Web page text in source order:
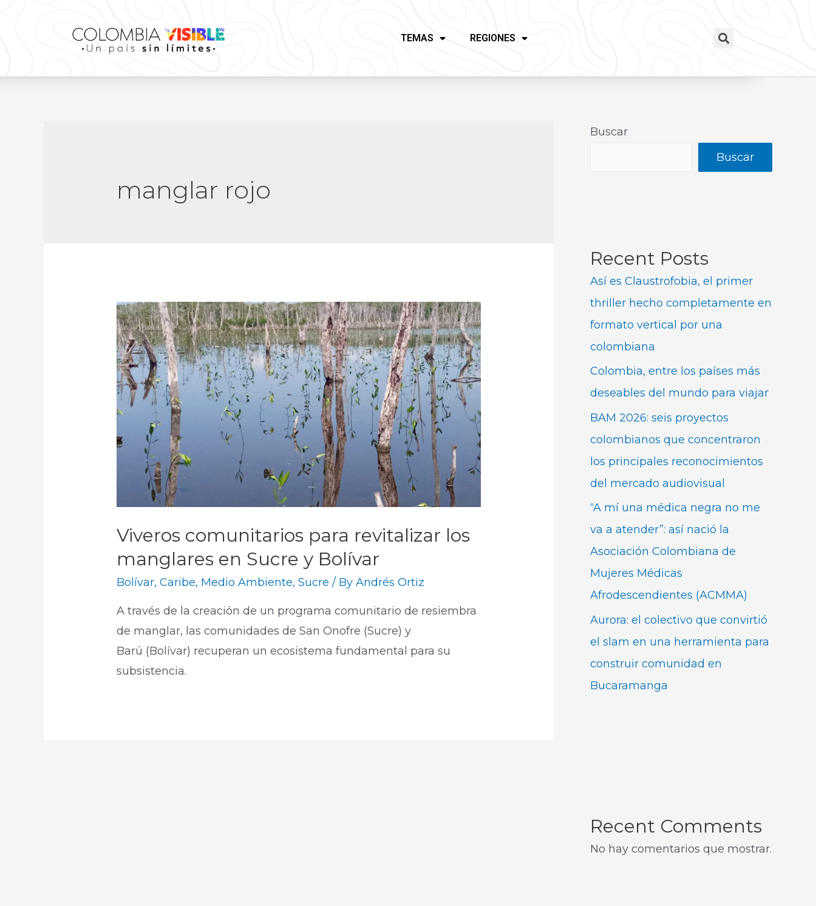
TEMAS REGIONES
manglar rojo
Viveros comunitarios para revitalizar los
manglares en Sucre y Bolívar
Bolívar,Caribe, Medio Ambiente,Sucre / ByAndrés Ortiz
A través de la creación de un programa comunitario de resiembra
de manglar, las comunidades de San Onofre (Sucre) y
Barú (Bolívar) recuperan un ecosistema fundamental para su
subsistencia.
Buscar
Buscar
Recent Posts
Así es Claustrofobia, el primer
thriller hecho completamente en
formato vertical por una
colombiana
Colombia, entre los países más
deseables del mundo para viajar
BAM 2026: seis proyectos
colombianos que concentraron
los principales reconocimientos
del mercado audiovisual
“A mí una médica negra no me
va a atender”: así nació la
Asociación Colombiana de
Mujeres Médicas
Afrodescendientes (ACMMA)
Aurora: el colectivo que convirtió
el slam en una herramienta para
construir comunidad en
Bucaramanga
Recent Comments
No hay comentarios que mostrar.